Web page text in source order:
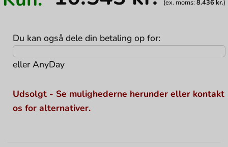
(ex. moms:8.436 kr.)
Du kan også dele din betaling op for:
ellerAnyDay
Udsolgt - Se mulighederne herunder eller kontakt
os for alternativer.